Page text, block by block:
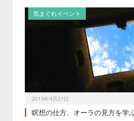
気まぐれイベント
2015年4月21日
瞑想の仕方、オーラの見方を学